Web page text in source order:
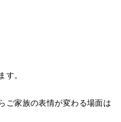
す。
ご家族の表情が変わる場面は